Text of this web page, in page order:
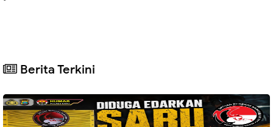
Berita Terkini